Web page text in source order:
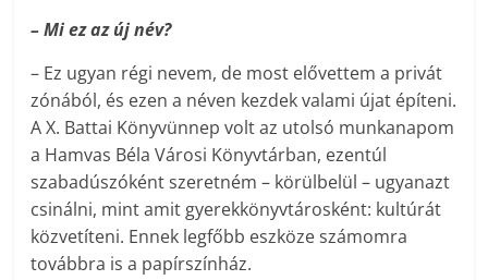
– Mi ez az új név?
– Ez ugyan régi nevem, de most elővettem a privát
zónából, és ezen a néven kezdek valami újat építeni.
A X. Battai Könyvünnep volt az utolsó munkanapom
a Hamvas Béla Városi Könyvtárban, ezentúl
szabadúszóként szeretném – körülbelül – ugyanazt
csinálni, mint amit gyerekkönyvtárosként: kultúrát
közvetíteni. Ennek legfőbb eszköze számomra
továbbra is a papírszínház.